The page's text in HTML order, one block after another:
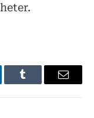
Tumblr
E-